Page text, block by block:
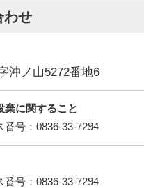
わせ
沖ノ山5272番地6
棄に関すること
号：0836-33-7294
号：0836-33-7294